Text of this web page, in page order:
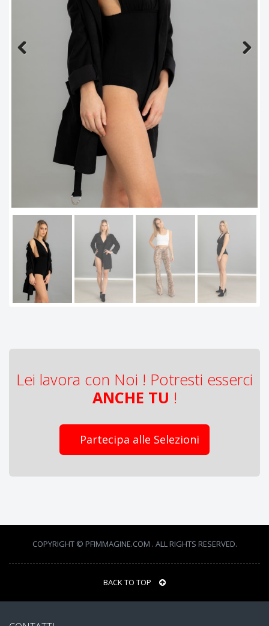
Lei lavora con Noi ! Potresti esserci
ANCHE TU !
Partecipa alle Selezioni
COPYRIGHT © PFIMMAGINE.COM . ALL RIGHTS RESERVED.
BACK TO TOP